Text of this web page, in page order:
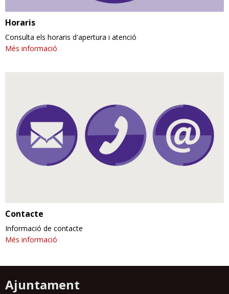
Horaris
Consulta els horaris d'apertura i atenció
Més informació
Contacte
Informació de contacte
Més informació
Ajuntament